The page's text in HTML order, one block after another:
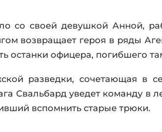
со своей девушкой Анной,
возвращает героя в ряды
останки офицера, погибшего
разведки, сочетающая в
Свальбард уведет команду в
вспомнить старые трюки.